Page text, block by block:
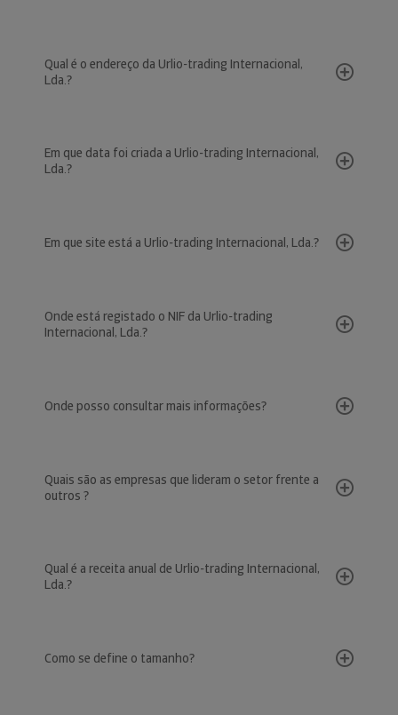
Qual é o endereço da Urlio-trading Internacional,
Lda.?
Em que data foi criada a Urlio-trading Internacional,
Lda.?
Em que site está a Urlio-trading Internacional, Lda.?
Onde está registado o NIF da Urlio-trading
Internacional, Lda.?
Onde posso consultar mais informações?
Quais são as empresas que lideram o setor frente a
outros ?
Qual é a receita anual de Urlio-trading Internacional,
Lda.?
Como se define o tamanho?